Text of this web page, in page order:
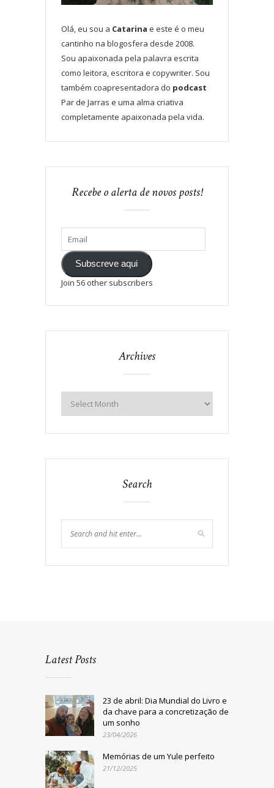
Olá, eu sou a Catarina e este é o meu
cantinho na blogosfera desde 2008.
Sou apaixonada pela palavra escrita
como leitora, escritora e copywriter. Sou
também coapresentadora do podcast
Par de Jarras e uma alma criativa
completamente apaixonada pela vida.
Recebe o alerta de novos posts!
Subscreve aqui
Join 56 other subscribers
Archives
Search
Latest Posts
23 de abril: Dia Mundial do Livro e
da chave para a concretização de
um sonho
23/04/2026
Memórias de um Yule perfeito
21/12/2025